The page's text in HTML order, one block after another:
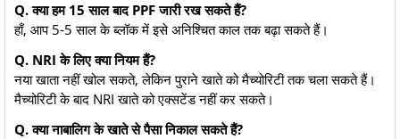
Q. क्या हम 15 साल बाद PPF जारी रख सकते हैं?
हाँ, आप 5-5 साल के ब्लॉक में इसे अनिश्चित काल तक बढ़ा सकते हैं।
Q. NRI के लिए क्या नियम हैं?
नया खाता नहीं खोल सकते, लेकिन पुराने खाते को मैच्योरिटी तक चला सकते हैं।
मैच्योरिटी के बाद NRI खाते को एक्सटेंड नहीं कर सकते।
Q. क्या नाबालिग के खाते से पैसा निकाल सकते हैं?